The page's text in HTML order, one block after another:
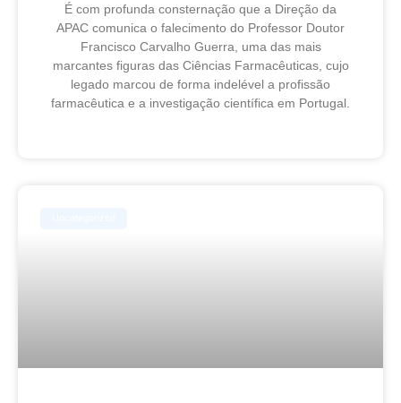
É com profunda consternação que a Direção da
APAC comunica o falecimento do Professor Doutor
Francisco Carvalho Guerra, uma das mais
marcantes figuras das Ciências Farmacêuticas, cujo
legado marcou de forma indelével a profissão
farmacêutica e a investigação científica em Portugal.